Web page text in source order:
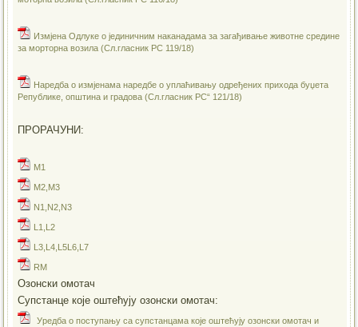
Измјена Одлуке о јединичним наканадама за загађивање животне средине
за морторна возила (Сл.гласник РС 119/18)
Наредба о измјенама наредбе о уплаћивању одређених прихода буџета
Републике, општина и градова (Сл.гласник РС“ 121/18)
ПРОРАЧУНИ:
M1
M2,M3
N1,N2,N3
L1,L2
L3,L4,L5L6,L7
RM
Озонски омотач
Супстанце које оштећују озонски омотач:
Уредба о поступању са супстанцама које оштећују озонски омотач и